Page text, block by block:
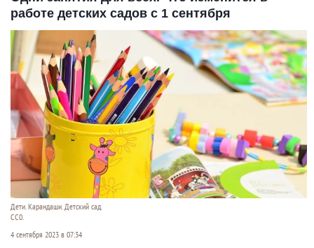
работе детских садов с 1 сентября
Дети. Карандаши. Детский сад.
СС0.
4 сентября 2023 в 07:34